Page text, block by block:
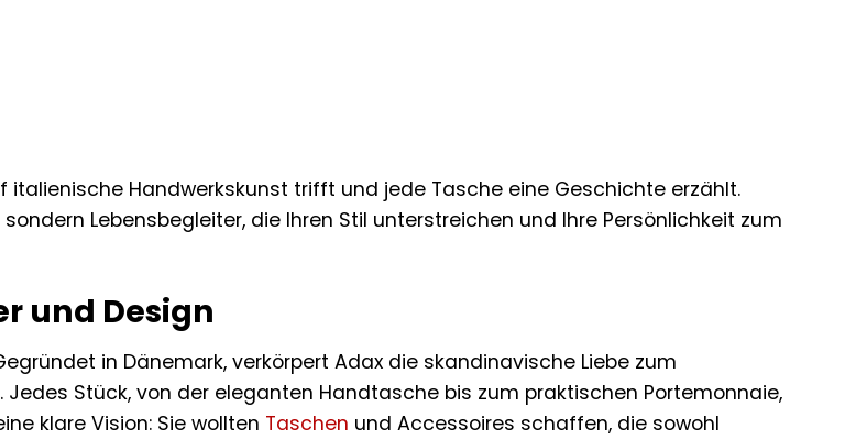
Handwerkskunst trifft und jede Tasche eine Geschichte erzählt.
Lebensbegleiter, die Ihren Stil unterstreichen und Ihre Persönlichkeit zum
und Design
in Dänemark, verkörpert Adax die skandinavische Liebe zum
Stück, von der eleganten Handtasche bis zum praktischen Portemonnaie,
klare Vision: Sie wollten Taschen und Accessoires schaffen, die sowohl